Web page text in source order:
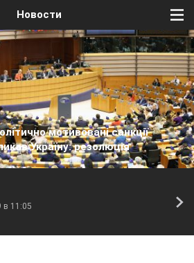
Новости
мотивовані санкції
Україну: резолюція
в 11:05